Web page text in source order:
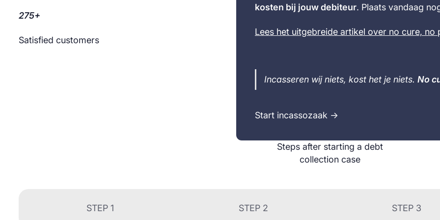
275+
Satisfied customers
kosten bij jouw debiteur. Plaats vandaag
Lees het uitgebreide artikel over no cure, no
Incasseren wij niets, kost het je niets.No
Start incassozaak →
Steps after starting a debt
collection case
STEP 1 STEP 2 STEP 3